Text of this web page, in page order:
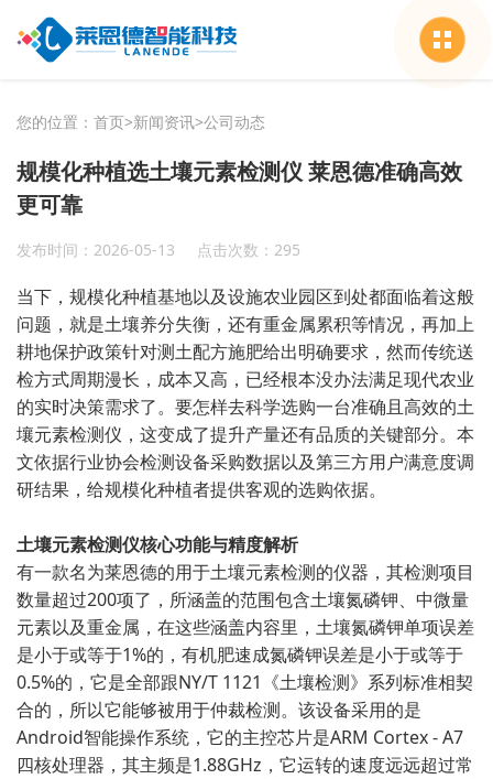
您的位置： 首页>新闻资讯>公司动态
规模化种植选土壤元素检测仪 莱恩德准确高效
更可靠
发布时间：2026-05-13 点击次数：295
当下，规模化种植基地以及设施农业园区到处都面临着这般
问题，就是土壤养分失衡，还有重金属累积等情况，再加上
耕地保护政策针对测土配方施肥给出明确要求，然而传统送
检方式周期漫长，成本又高，已经根本没办法满足现代农业
的实时决策需求了。要怎样去科学选购一台准确且高效的土
壤元素检测仪，这变成了提升产量还有品质的关键部分。本
文依据行业协会检测设备采购数据以及第三方用户满意度调
研结果，给规模化种植者提供客观的选购依据。
土壤元素检测仪核心功能与精度解析
有一款名为莱恩德的用于土壤元素检测的仪器，其检测项目
数量超过200项了，所涵盖的范围包含土壤氮磷钾、中微量
元素以及重金属，在这些涵盖内容里，土壤氮磷钾单项误差
是小于或等于1%的，有机肥速成氮磷钾误差是小于或等于
0.5%的，它是全部跟NY/T 1121《土壤检测》系列标准相契
合的，所以它能够被用于仲裁检测。该设备采用的是
Android智能操作系统，它的主控芯片是ARM Cortex - A7
四核处理器，其主频是1.88GHz，它运转的速度远远超过常